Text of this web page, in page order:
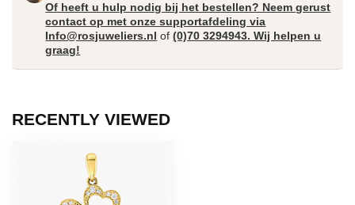
Of heeft u hulp nodig bij het bestellen? Neem gerust
contact op met onze supportafdeling via
Info@rosjuweliers.nl of(0)70 3294943. Wij helpen u
graag!
RECENTLY VIEWED